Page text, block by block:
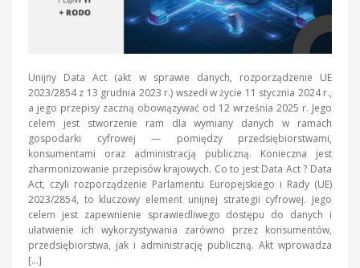
Unijny Data Act (akt w sprawie danych, rozporządzenie UE
2023/2854 z 13 grudnia 2023 r.) wszedł w życie 11 stycznia 2024 r.,
a jego przepisy zaczną obowiązywać od 12 września 2025 r. Jego
celem jest stworzenie ram dla wymiany danych w ramach
gospodarki cyfrowej — pomiędzy przedsiębiorstwami,
konsumentami oraz administracją publiczną. Konieczna jest
zharmonizowanie przepisów krajowych. Co to jest Data Act ? Data
Act, czyli rozporządzenie Parlamentu Europejskiego i Rady (UE)
2023/2854, to kluczowy element unijnej strategii cyfrowej. Jego
celem jest zapewnienie sprawiedliwego dostępu do danych i
ułatwienie ich wykorzystywania zarówno przez konsumentów,
przedsiębiorstwa, jak i administrację publiczną. Akt wprowadza
[…]